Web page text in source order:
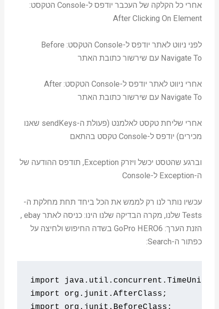
אחרי כל הקלקה של העכבר יודפס ל-Console הטקסט:
After Clicking On Element
לפני ניווט לאתר יודפס ל-Console הטקסט: Before
Navigate To עם שירשור כתובת האתר
אחרי ניווט לאתר יודפס ל-Console הטקסט: After
Navigate To עם שירשור כתובת האתר
אחרי שליחת טקסט לאלמנט (פעולת ה-sendKeys שאנו
מכירים) יודפס ל-Console טקסט בהתאם
וברגע שהטסט יכשל ויזרק Exception, תודפס ההודעה של
ה-Exception ל-Console
עכשיו נותר לנו רק לממש את הכל ביחד תחת מחלקת ה-
Tests שלנו, מקרה הבדיקה שלנו הינו: כניסה לאתר ebay ,
הזנת הערך: GoPro HERO6 בשדה החיפוש ולחיצה על
כפתור ה-Search:
import java . util . concurrent . TimeUnit
import org . junit . AfterClass ;
import org . junit . BeforeClass ;